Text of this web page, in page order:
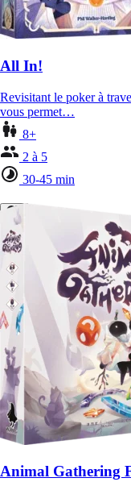
All In!
Revisitant le poker à
vous permet…
8+
2 à 5
30-45 min
Animal Gathering